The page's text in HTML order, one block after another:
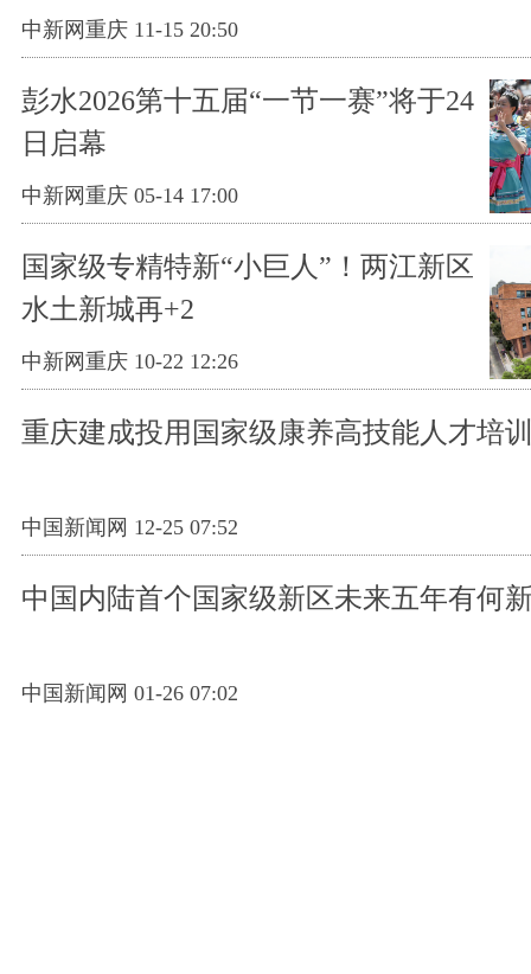
中新网重庆 11-15 20:50
彭水2026第十五届“一节一赛”将于24
日启幕
中新网重庆 05-14 17:00
国家级专精特新“小巨人”！两江新区
水土新城再+2
中新网重庆 10-22 12:26
重庆建成投用国家级康养高技能人才培
中国新闻网 12-25 07:52
中国内陆首个国家级新区未来五年有何
中国新闻网 01-26 07:02